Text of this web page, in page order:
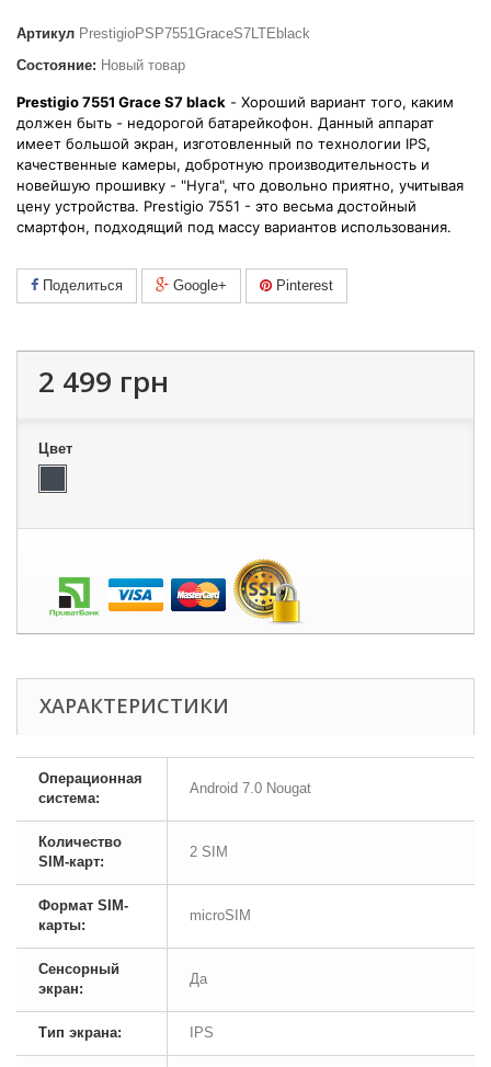
Артикул PrestigioPSP7551GraceS7LTEblack
Состояние: Новый товар
Prestigio 7551 Grace S7 black - Хороший вариант того, каким
должен быть - недорогой батарейкофон. Данный аппарат
имеет большой экран, изготовленный по технологии IPS,
качественные камеры, добротную производительность и
новейшую прошивку - "Нуга", что довольно приятно, учитывая
цену устройства. Prestigio 7551 - это весьма достойный
смартфон, подходящий под массу вариантов использования.
Поделиться Google+ Pinterest
2 499 грн
Цвет
ХАРАКТЕРИСТИКИ
Операционная
система:
Android 7.0 Nougat
Количество
SIM-карт:
2 SIM
Формат SIM-
карты:
microSIM
Сенсорный
экран:
Да
Тип экрана: IPS